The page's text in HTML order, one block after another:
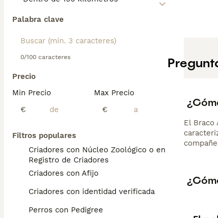
Palabra clave
0/100 caracteres
Precio
Min Precio
€
Max Precio
€
Filtros populares
Criadores con Núcleo Zoológico o en el
Registro de Criadores
Criadores con Afijo
Criadores con identidad verificada
Perros con Pedigree
El Braco